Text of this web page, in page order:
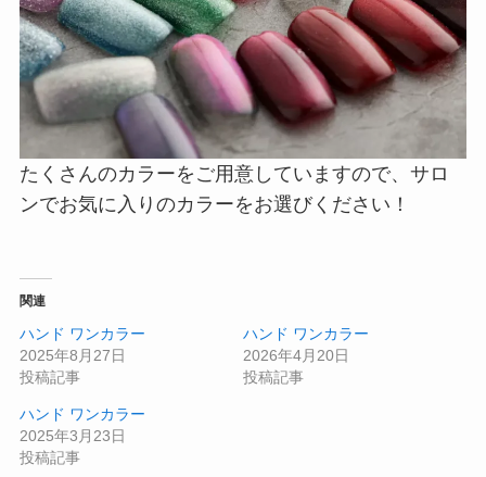
たくさんのカラーをご用意していますので、サロ
ンでお気に入りのカラーをお選びください！
関連
ハンド ワンカラー
2025年8月27日
投稿記事
ハンド ワンカラー
2026年4月20日
投稿記事
ハンド ワンカラー
2025年3月23日
投稿記事